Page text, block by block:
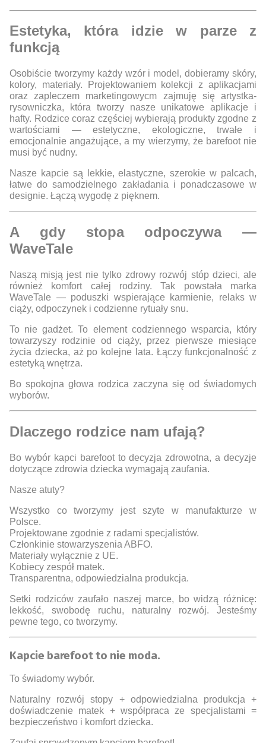
Estetyka, która idzie w parze z
funkcją
Osobiście tworzymy każdy wzór i model, dobieramy skóry,
kolory, materiały. Projektowaniem kolekcji z aplikacjami
oraz zapleczem marketingowycm zajmuję się artystka-
rysowniczka, która tworzy nasze unikatowe aplikacje i
hafty. Rodzice coraz częściej wybierają produkty zgodne z
wartościami — estetyczne, ekologiczne, trwałe i
emocjonalnie angażujące, a my wierzymy, że barefoot nie
musi być nudny.
Nasze kapcie są lekkie, elastyczne, szerokie w palcach,
łatwe do samodzielnego zakładania i ponadczasowe w
designie. Łączą wygodę z pięknem.
A gdy stopa odpoczywa —
WaveTale
Naszą misją jest nie tylko zdrowy rozwój stóp dzieci, ale
również komfort całej rodziny. Tak powstała marka
WaveTale — poduszki wspierające karmienie, relaks w
ciąży, odpoczynek i codzienne rytuały snu.
To nie gadżet. To element codziennego wsparcia, który
towarzyszy rodzinie od ciąży, przez pierwsze miesiące
życia dziecka, aż po kolejne lata. Łączy funkcjonalność z
estetyką wnętrza.
Bo spokojna głowa rodzica zaczyna się od świadomych
wyborów.
Dlaczego rodzice nam ufają?
Bo wybór kapci barefoot to decyzja zdrowotna, a decyzje
dotyczące zdrowia dziecka wymagają zaufania.
Nasze atuty?
Wszystko co tworzymy jest szyte w manufakturze w
Polsce.
Projektowane zgodnie z radami specjalistów.
Członkinie stowarzyszenia ABFO.
Materiały wyłącznie z UE.
Kobiecy zespół matek.
Transparentna, odpowiedzialna produkcja.
Setki rodziców zaufało naszej marce, bo widzą różnicę:
lekkość, swobodę ruchu, naturalny rozwój. Jesteśmy
pewne tego, co tworzymy.
Kapcie barefoot to nie moda.
To świadomy wybór.
Naturalny rozwój stopy + odpowiedzialna produkcja +
doświadczenie matek + współpraca ze specjalistami =
bezpieczeństwo i komfort dziecka.